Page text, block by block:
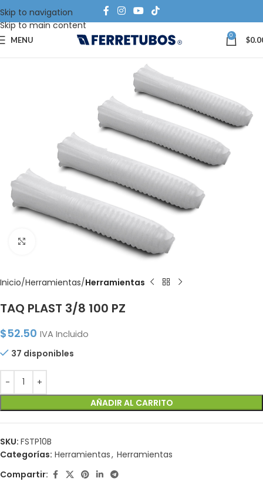
Skip to navigation
Skip to main content
MENU 0 $
Click to enlarge
Inicio Herramientas Herramientas
TAQ PLAST 3/8 100 PZ
$52.50 IVA Incluido
37 disponibles
AÑADIR AL CARRITO
SKU: FSTP10B
Categorías: Herramientas, Herramientas
Compartir: